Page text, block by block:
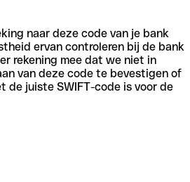
naar deze code van je bank
ervan controleren bij de bank
rekening mee dat we niet in
van deze code te bevestigen of
de juiste SWIFT-code is voor de